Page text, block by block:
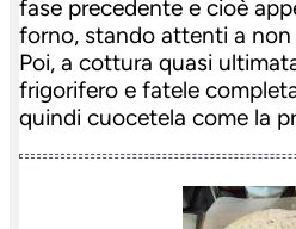
fase precedente e cioè
forno, stando attenti a
Poi, a cottura quasi
frigorifero e fatele
quindi cuocetela come la